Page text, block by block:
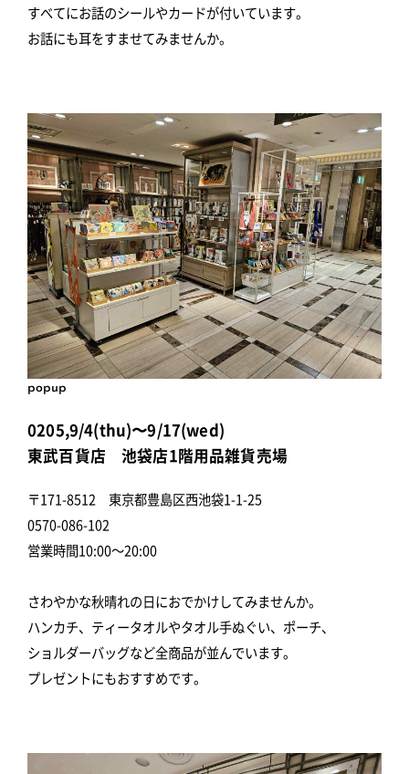
すべてにお話のシールやカードが付いています。
お話にも耳をすませてみませんか。
popup
0205,9/4(thu)〜9/17(wed)
東武百貨店 池袋店1階用品雑貨売場
〒171-8512 東京都豊島区西池袋1-1-25
0570-086-102
営業時間10:00～20:00
さわやかな秋晴れの日におでかけしてみませんか。
ハンカチ、ティータオルやタオル手ぬぐい、ポーチ、
ショルダーバッグなど全商品が並んでいます。
プレゼントにもおすすめです。